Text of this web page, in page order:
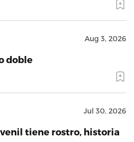
Aug 3, 2026
doble
Jul 30, 2026
tiene rostro, historia